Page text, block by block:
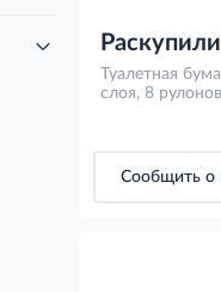
Раскупили
Туалетная
слоя, 8 рулонов
Сообщить о